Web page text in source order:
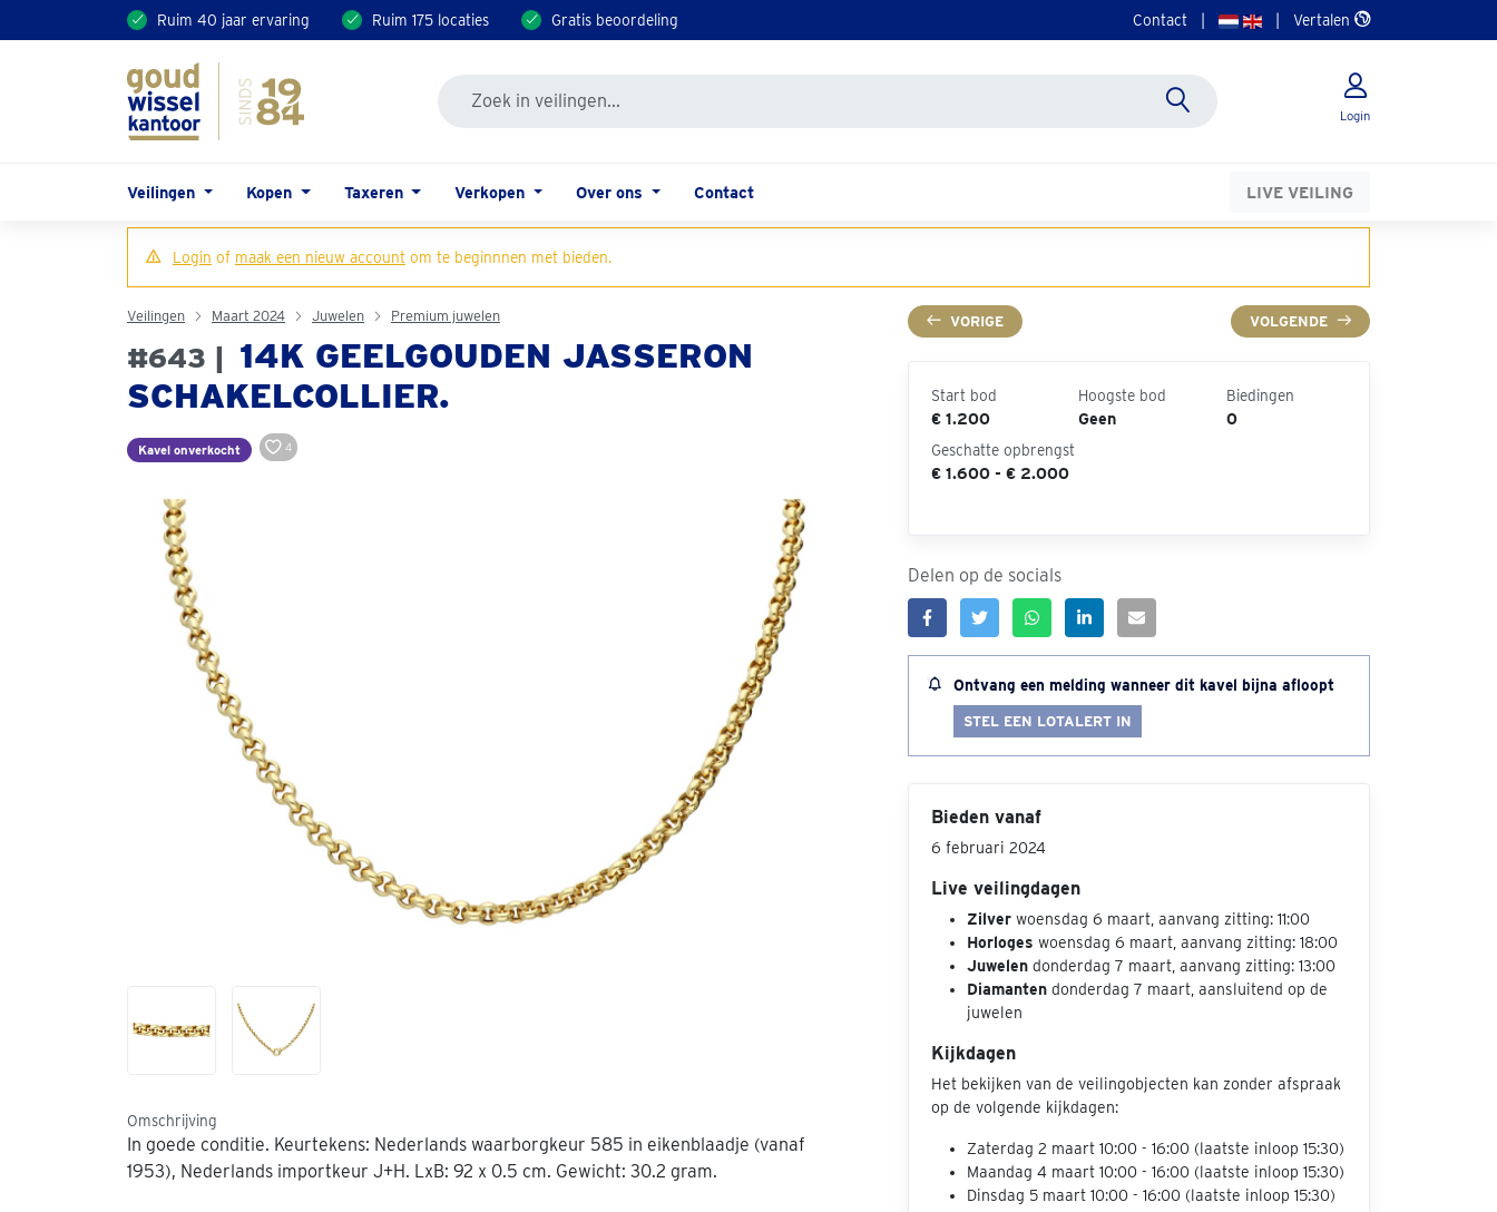
Ruim 40 jaar ervaring Ruim 175 locaties Gratis beoordeling Contact Vertalen
Login
Veilingen Kopen Taxeren Verkopen Over ons Contact LIVE VEILING
Login of maak een nieuw account om te beginnnen met bieden.
VORIGE VOLGENDE
Veilingen Maart 2024 Juwelen Premium juwelen
#643 |
14K GEELGOUDEN JASSERON
SCHAKELCOLLIER.
Kavel onverkocht 4
Omschrijving
In goede conditie. Keurtekens: Nederlands waarborgkeur 585 in eikenblaadje (vanaf
1953), Nederlands importkeur J+H. LxB: 92 x 0.5 cm. Gewicht: 30.2 gram.
Start bod
€ 1.200
Hoogste bod
Geen
Biedingen
0
Geschatte opbrengst
€ 1.600 - € 2.000
Delen op de socials
Ontvang een melding wanneer dit kavel bijna afloopt
STEL EEN LOTALERT IN
Bieden vanaf
6 februari 2024
Live veilingdagen
Zilver woensdag 6 maart, aanvang zitting: 11:00
Horloges woensdag 6 maart, aanvang zitting: 18:00
Juwelen donderdag 7 maart, aanvang zitting: 13:00
Diamanten donderdag 7 maart, aansluitend op de
juwelen
Kijkdagen
Het bekijken van de veilingobjecten kan zonder afspraak
op de volgende kijkdagen:
Zaterdag 2 maart 10:00 - 16:00 (laatste inloop 15:30)
Maandag 4 maart 10:00 - 16:00 (laatste inloop 15:30)
Dinsdag 5 maart 10:00 - 16:00 (laatste inloop 15:30)